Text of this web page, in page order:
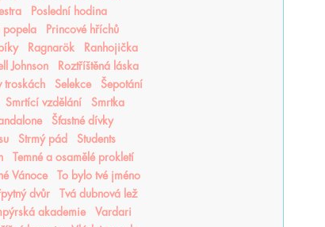
Poslední hodina
popela
Princové hříchů
Ragnarök
Ranhojička
Johnson
Roztříštěná láska
troskách Selekce
Šepotání
Smrtící vzdělání
Smrtka
Šťastné dívky
Strmý pád
Students
Temné a osamělé prokletí
Vánoce
To bylo tvé jméno
dvůr
Tvá dubnová lež
akademie
Vardari